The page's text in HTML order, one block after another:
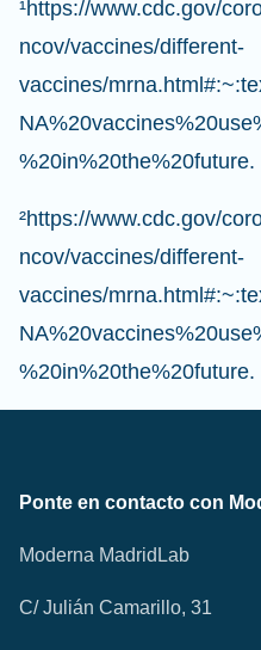
¹https://www.cdc.gov/
ncov/vaccines/different-
vaccines/
%20in%20the%20future.
²https://www.cdc.gov/
ncov/vaccines/different-
vaccines/
%20in%20the%20future.
Ponte en contacto con
Moderna MadridLab
C/ Julián Camarillo, 31